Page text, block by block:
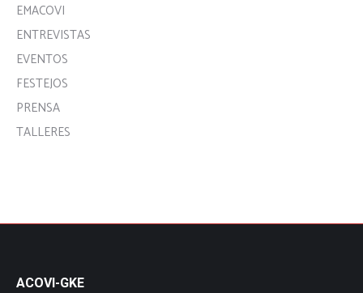
EMACOVI
ENTREVISTAS
EVENTOS
FESTEJOS
PRENSA
TALLERES
ACOVI-GKE